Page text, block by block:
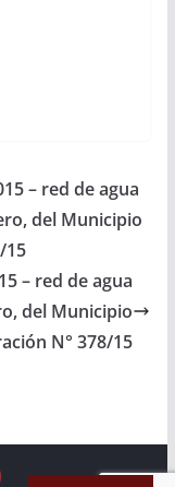
– red de agua
del Municipio
15
– red de agua
del Municipio
N° 378/15